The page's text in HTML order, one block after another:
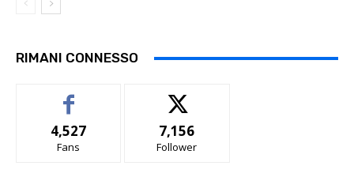
RIMANI CONNESSO
4,527
Fans
7,156
Follower